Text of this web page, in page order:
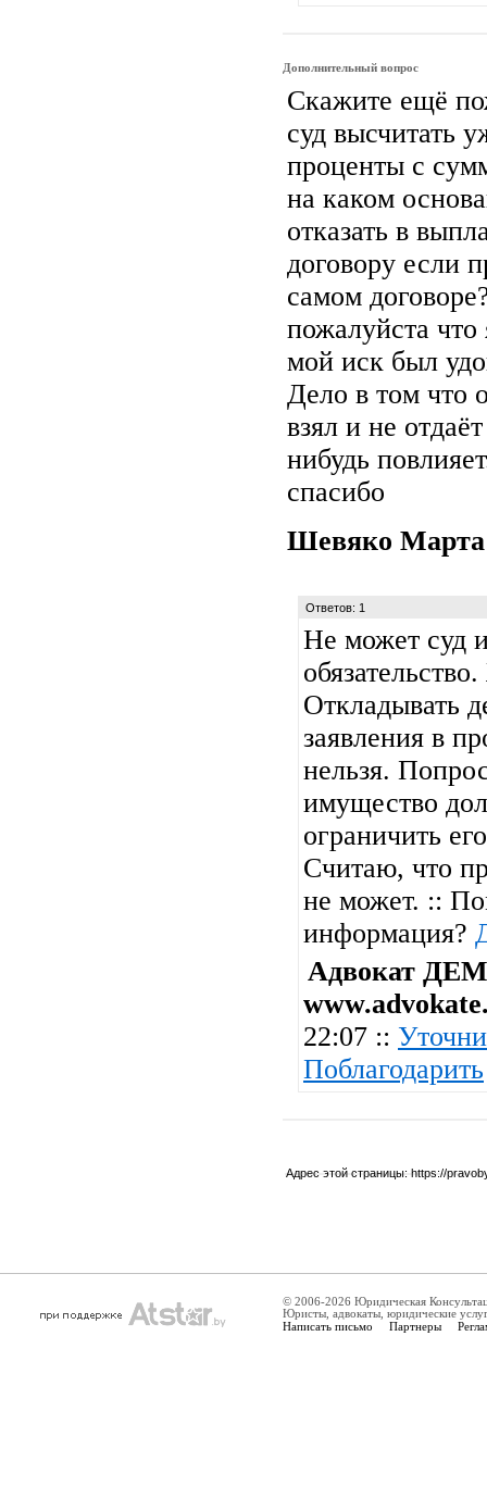
Дополнительный вопрос
Скажите ещё
суд высчитать
проценты с
на каком
отказать в
договору если
самом
пожалуйста что
мой иск был
Дело в том что
взял и не
нибудь
спасибо
Шевяко
Ответов: 1
Не может суд
Откладывать
заявления в
нельзя.
имущество
ограничить
Считаю, что
не может. ::
информация?
Адвокат
22:07 ::
Поблагодарить
Адрес этой страницы: https://
© 2006-2026 Юридическая
Юристы, адвокаты, юридические
Написать письмо Партнеры